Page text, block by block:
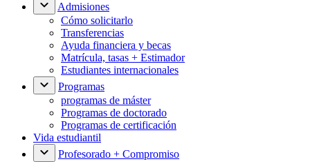
Admisiones
Cómo solicitarlo
Transferencias
Ayuda financiera y becas
Matrícula, tasas + Estimador
Estudiantes internacionales
Programas
programas de máster
Programas de doctorado
Programas de certificación
Vida estudiantil
Profesorado + Compromiso